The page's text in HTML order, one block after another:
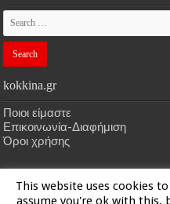
kokkina.gr
Ποιοι είμαστε
Επικοινωνία-Διαφήμιση
Όροι χρήσης
HOMEkokkina.gr |
This website uses cookies
assume you're ok with this,